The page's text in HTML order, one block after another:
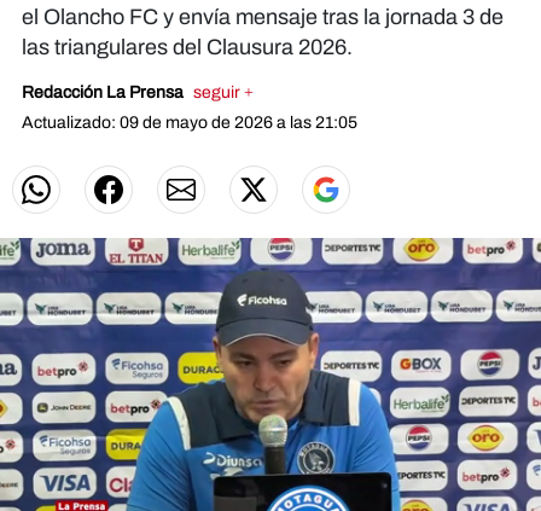
el Olancho FC y envía mensaje tras la jornada 3 de
las triangulares del Clausura 2026.
Redacción La Prensa seguir +
Actualizado: 09 de mayo de 2026 a las 21:05